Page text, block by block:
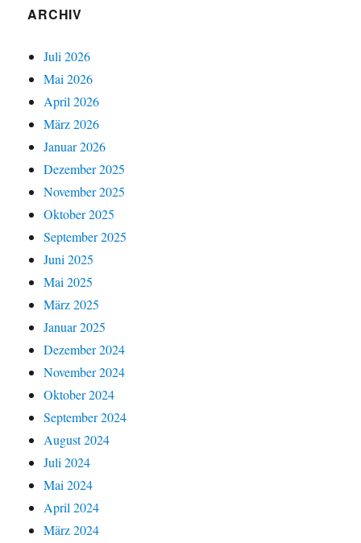
ARCHIV
Juli 2026
Mai 2026
April 2026
März 2026
Januar 2026
Dezember 2025
November 2025
Oktober 2025
September 2025
Juni 2025
Mai 2025
März 2025
Januar 2025
Dezember 2024
November 2024
Oktober 2024
September 2024
August 2024
Juli 2024
Mai 2024
April 2024
März 2024